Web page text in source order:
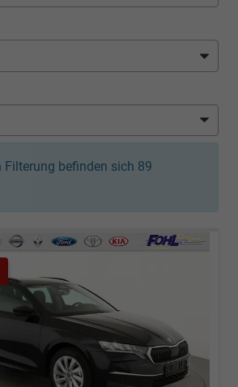
Filterung befinden sich 89